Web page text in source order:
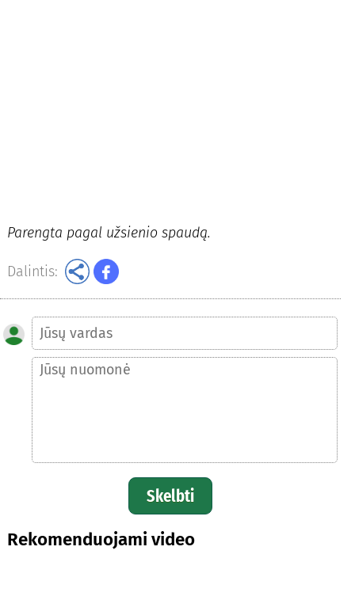
Parengta pagal užsienio spaudą.
Dalintis:
Skelbti
Rekomenduojami video